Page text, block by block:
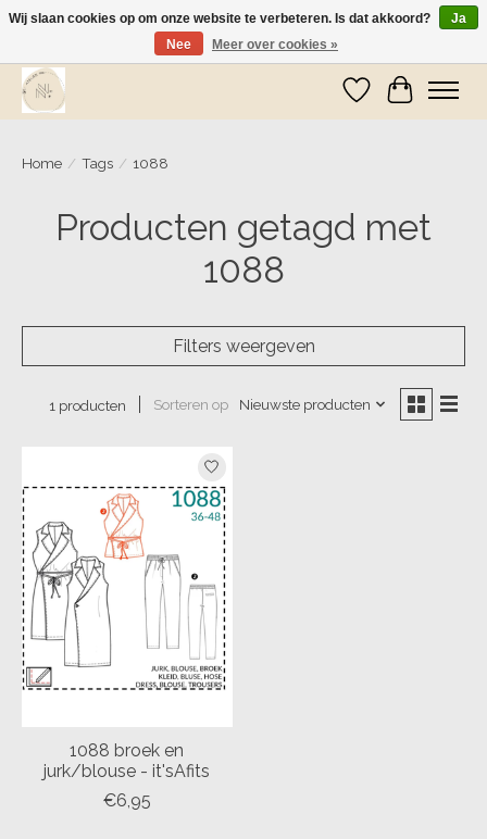
Wij zijn op vakantie! Vanaf zaterdag 9 mei worden er weer pakketjes verzonden
Verlanglijst
Home / Tags / 1088
Producten getagd met
1088
Filters weergeven
1 producten Sorteren op Nieuwste producten
1088 broek en
jurk/blouse - it'sAfits
€6,95
Wij slaan cookies op om onze website te verbeteren. Is dat akkoord?
Ja
Nee
Meer over cookies »